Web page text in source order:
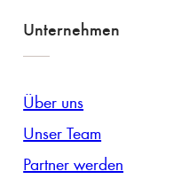
Unternehmen
Über uns
Unser Team
Partner werden